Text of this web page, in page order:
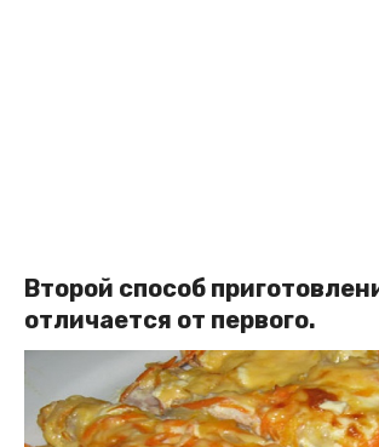
Второй способ
отличается от первого.